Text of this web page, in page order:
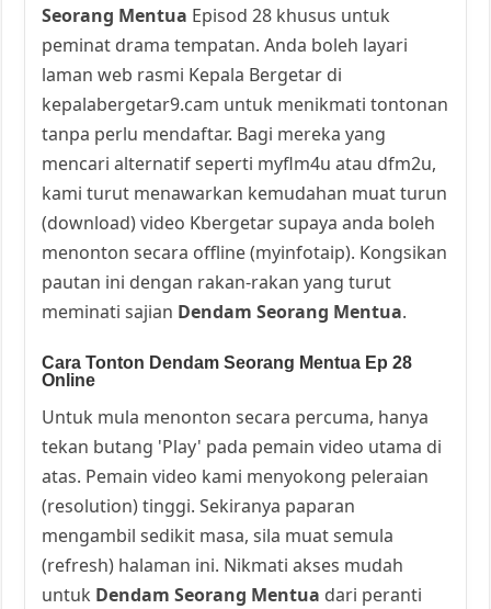
Seorang Mentua Episod 28 khusus untuk
peminat drama tempatan. Anda boleh layari
laman web rasmi Kepala Bergetar di
kepalabergetar9.cam untuk menikmati tontonan
tanpa perlu mendaftar. Bagi mereka yang
mencari alternatif seperti myflm4u atau dfm2u,
kami turut menawarkan kemudahan muat turun
(download) video Kbergetar supaya anda boleh
menonton secara offline (myinfotaip). Kongsikan
pautan ini dengan rakan-rakan yang turut
meminati sajian Dendam Seorang Mentua.
Cara Tonton Dendam Seorang Mentua Ep 28
Online
Untuk mula menonton secara percuma, hanya
tekan butang 'Play' pada pemain video utama di
atas. Pemain video kami menyokong peleraian
(resolution) tinggi. Sekiranya paparan
mengambil sedikit masa, sila muat semula
(refresh) halaman ini. Nikmati akses mudah
untuk Dendam Seorang Mentua dari peranti